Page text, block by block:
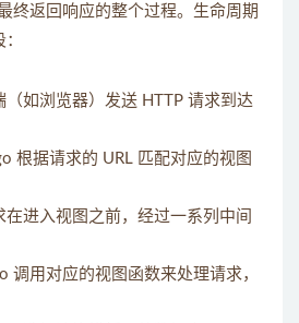
终返回响应的整个过程。生命周期
（如浏览器）发送 HTTP 请求到达
根据请求的 URL 匹配对应的视图
在进入视图之前，经过一系列中间
调用对应的视图函数来处理请求，